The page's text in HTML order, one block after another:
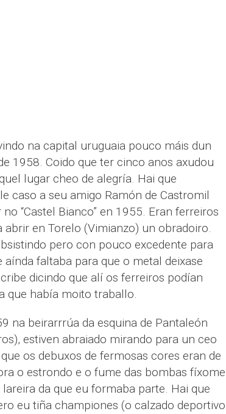
na capital uruguaia pouco máis dun
1958. Coido que ter cinco anos axudou
lugar cheo de alegría. Hai que
caso a seu amigo Ramón de Castromil
“Castel Bianco” en 1955. Eran ferreiros
en Torelo (Vimianzo) un obradoiro.
pero con pouco excedente para
faltaba para que o metal deixase
dicindo que alí os ferreiros podían
que había moito traballo.
na beirarrrúa da esquina de Pantaleón
estiven abraiado mirando para un ceo
os debuxos de fermosas cores eran de
o estrondo e o fume das bombas fíxome
da que eu formaba parte. Hai que
eu tiña championes (o calzado deportivo